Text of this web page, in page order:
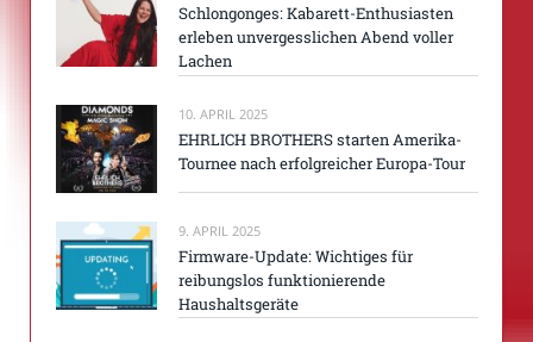
Schlongonges: Kabarett-Enthusiasten
erleben unvergesslichen Abend voller
Lachen
10. APRIL 2025
EHRLICH BROTHERS starten Amerika-
Tournee nach erfolgreicher Europa-Tour
9. APRIL 2025
Firmware-Update: Wichtiges für
reibungslos funktionierende
Haushaltsgeräte